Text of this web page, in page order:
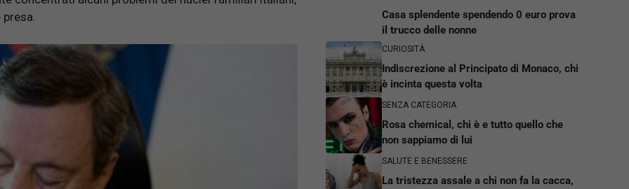
Casa splendente spendendo 0 euro prova
il trucco delle nonne
CURIOSITÀ
Indiscrezione al Principato di Monaco, chi
è incinta questa volta
SENZA CATEGORIA
Rosa chemical, chi è e tutto quello che
non sappiamo di lui
SALUTE E BENESSERE
La tristezza assale a chi non fa la cacca,